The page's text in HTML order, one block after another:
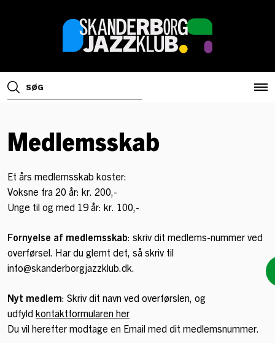
Medlemsskab
Et års medlemsskab koster:
Voksne fra 20 år: kr. 200,-
Unge til og med 19 år: kr. 100,-
Fornyelse af medlemsskab: skriv dit medlems-nummer ved
overførsel. Har du glemt det, så skriv til
info@skanderborgjazzklub.dk.
Nyt medlem: Skriv dit navn ved overførslen, og
udfyld kontaktformularen her
Du vil herefter modtage en Email med dit medlemsnummer.